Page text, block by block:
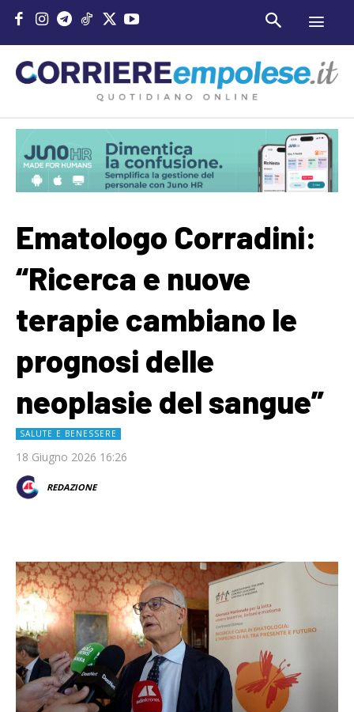
Ematologo Corradini:
“Ricerca e nuove
terapie cambiano le
prognosi delle
neoplasie del sangue”
SALUTE E BENESSERE
18 Giugno 2026 16:26
REDAZIONE